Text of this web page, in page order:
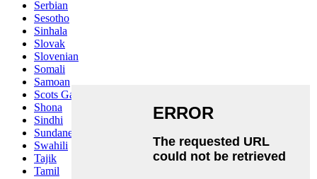
Serbian
Sesotho
Sinhala
Slovak
Slovenian
Somali
Samoan
Scots Gaelic
Shona
Sindhi
Sundanese
Swahili
Tajik
Tamil